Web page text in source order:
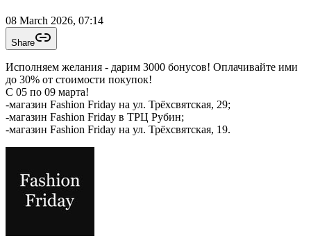
08 March 2026, 07:14
Share
Исполняем желания - дарим 3000 бонусов! Оплачивайте ими
до 30% от стоимости покупок!
C 05 по 09 марта!
-магазин Fashion Friday на ул. Трёхсвятская, 29;
-магазин Fashion Friday в ТРЦ Рубин;
-магазин Fashion Friday на ул. Трёхсвятская, 19.